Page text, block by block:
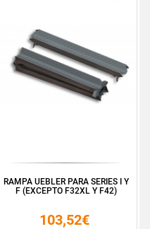
RAMPA UEBLER PARA SERIES I Y
F (EXCEPTO F32XL Y F42)
103,52€